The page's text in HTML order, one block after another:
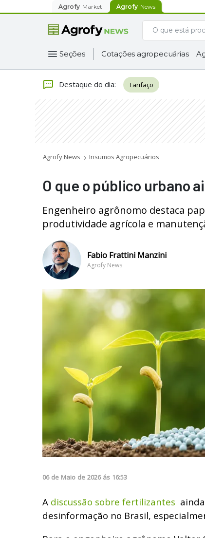
Agrofy Market Agrofy News
Seções Cotações agropecuárias
Destaque do dia: Tarifaço
Agrofy News Insumos Agropecuários
O que o público urbano
Engenheiro agrônomo destaca
produtividade agrícola e
Fabio Frattini Manzini
Agrofy News
06 de Maio de 2026 ás 16:53
A discussão sobre fertilizantes
desinformação no Brasil,